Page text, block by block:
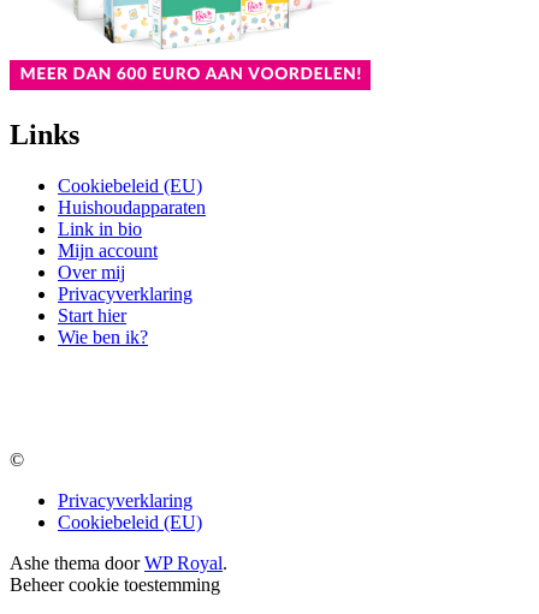
Links
Cookiebeleid (EU)
Huishoudapparaten
Link in bio
Mijn account
Over mij
Privacyverklaring
Start hier
Wie ben ik?
©
Privacyverklaring
Cookiebeleid (EU)
Ashe thema doorWP Royal.
Beheer cookie toestemming